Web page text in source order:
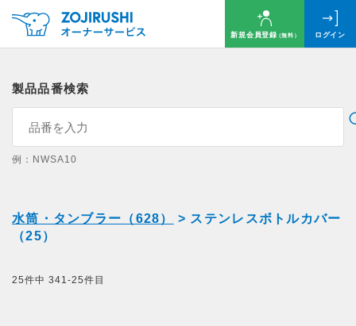
新規会員登録（無料） ログイン
製品品番検索
例：NWSA10
水筒・タンブラー（628）
> ステンレスボトルカバー
（25）
25件中 341-25件目